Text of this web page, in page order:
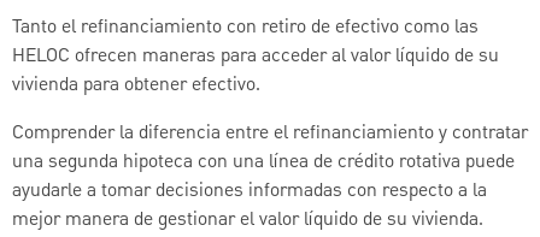
Tanto el refinanciamiento con retiro de efectivo como las
HELOC ofrecen maneras para acceder al valor líquido de su
vivienda para obtener efectivo.
Comprender la diferencia entre el refinanciamiento y contratar
una segunda hipoteca con una línea de crédito rotativa puede
ayudarle a tomar decisiones informadas con respecto a la
mejor manera de gestionar el valor líquido de su vivienda.